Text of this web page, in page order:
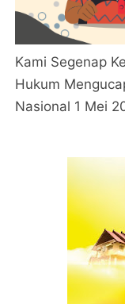
Kami Segenap
Hukum
Nasional 1 Mei